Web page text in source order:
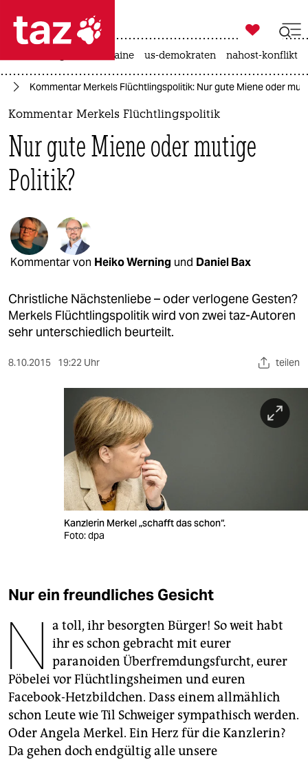
 taz zahl ich
taz zahl ich
politik
öko
gesellschaft
kultur
berlin
nord
wahrheit
veranstaltungen
fragen & hilfe
unterstützen
genossenschaft
epaper login

taz zahl ich
krieg in der ukraine us-demokraten nahost-konflikt
Kommentar Merkels Flüchtlingspolitik: Nur gute Miene oder
Kommentar Merkels Flüchtlingspolitik
Nur gute Miene oder mutige
Politik?
Kommentar von Heiko Werning und Daniel Bax
Christliche Nächstenliebe – oder verlogene Gesten?
Merkels Flüchtlingspolitik wird von zwei taz-Autoren
sehr unterschiedlich beurteilt.
8.10.2015 19:22 Uhr teilen
Kanzlerin Merkel „schafft das schon“.
Foto: dpa
Nur ein freundliches Gesicht
N a toll, ihr besorgten Bürger! So weit habt
ihr es schon gebracht mit eurer
paranoiden Überfremdungsfurcht, eurer
Pöbelei vor Flüchtlingsheimen und euren
Facebook-Hetzbildchen. Dass einem allmählich
schon Leute wie Til Schweiger sympathisch werden.
Oder Angela Merkel. Ein Herz für die Kanzlerin?
Da gehen doch endgültig alle unsere